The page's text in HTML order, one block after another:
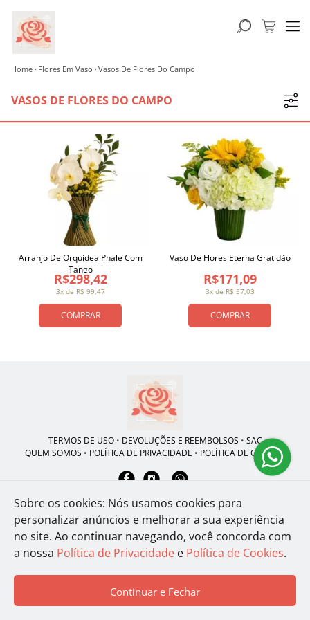
Home Flores Em Vaso Vasos De Flores Do Campo
VASOS DE FLORES DO CAMPO
COMPRAR
3x de R$ 99,47
R$298,42
Arranjo De Orquídea Phale Com
Tango
COMPRAR
3x de R$ 57,03
R$171,09
Vaso De Flores Eterna Gratidão
TERMOS DE USO• DEVOLUÇÕES E REEMBOLSOS • SAC
QUEM SOMOS • POLÍTICA DE PRIVACIDADE • POLÍTICA DE COOKIES
Floricultura Mary Clar | CNPJ: 17.319.594/0001-09
Av. Rio das Pedras, 2115 - Piracicamirim - Piracicaba - SP - 13425-380
WhatsApp: (19) 99299-5121| Telefone: (55) 1 9999-764459
© 2024-2026 - Todos os direitos reservados - Desenvolvido porBEX
Soluções Inteligentes
Sobre os cookies: Nós usamos cookies para
personalizar anúncios e melhorar a sua experiência
no site. Ao continuar navegando, você concorda com
a nossa Política de Privacidade e Política de Cookies.
Continuar e Fechar